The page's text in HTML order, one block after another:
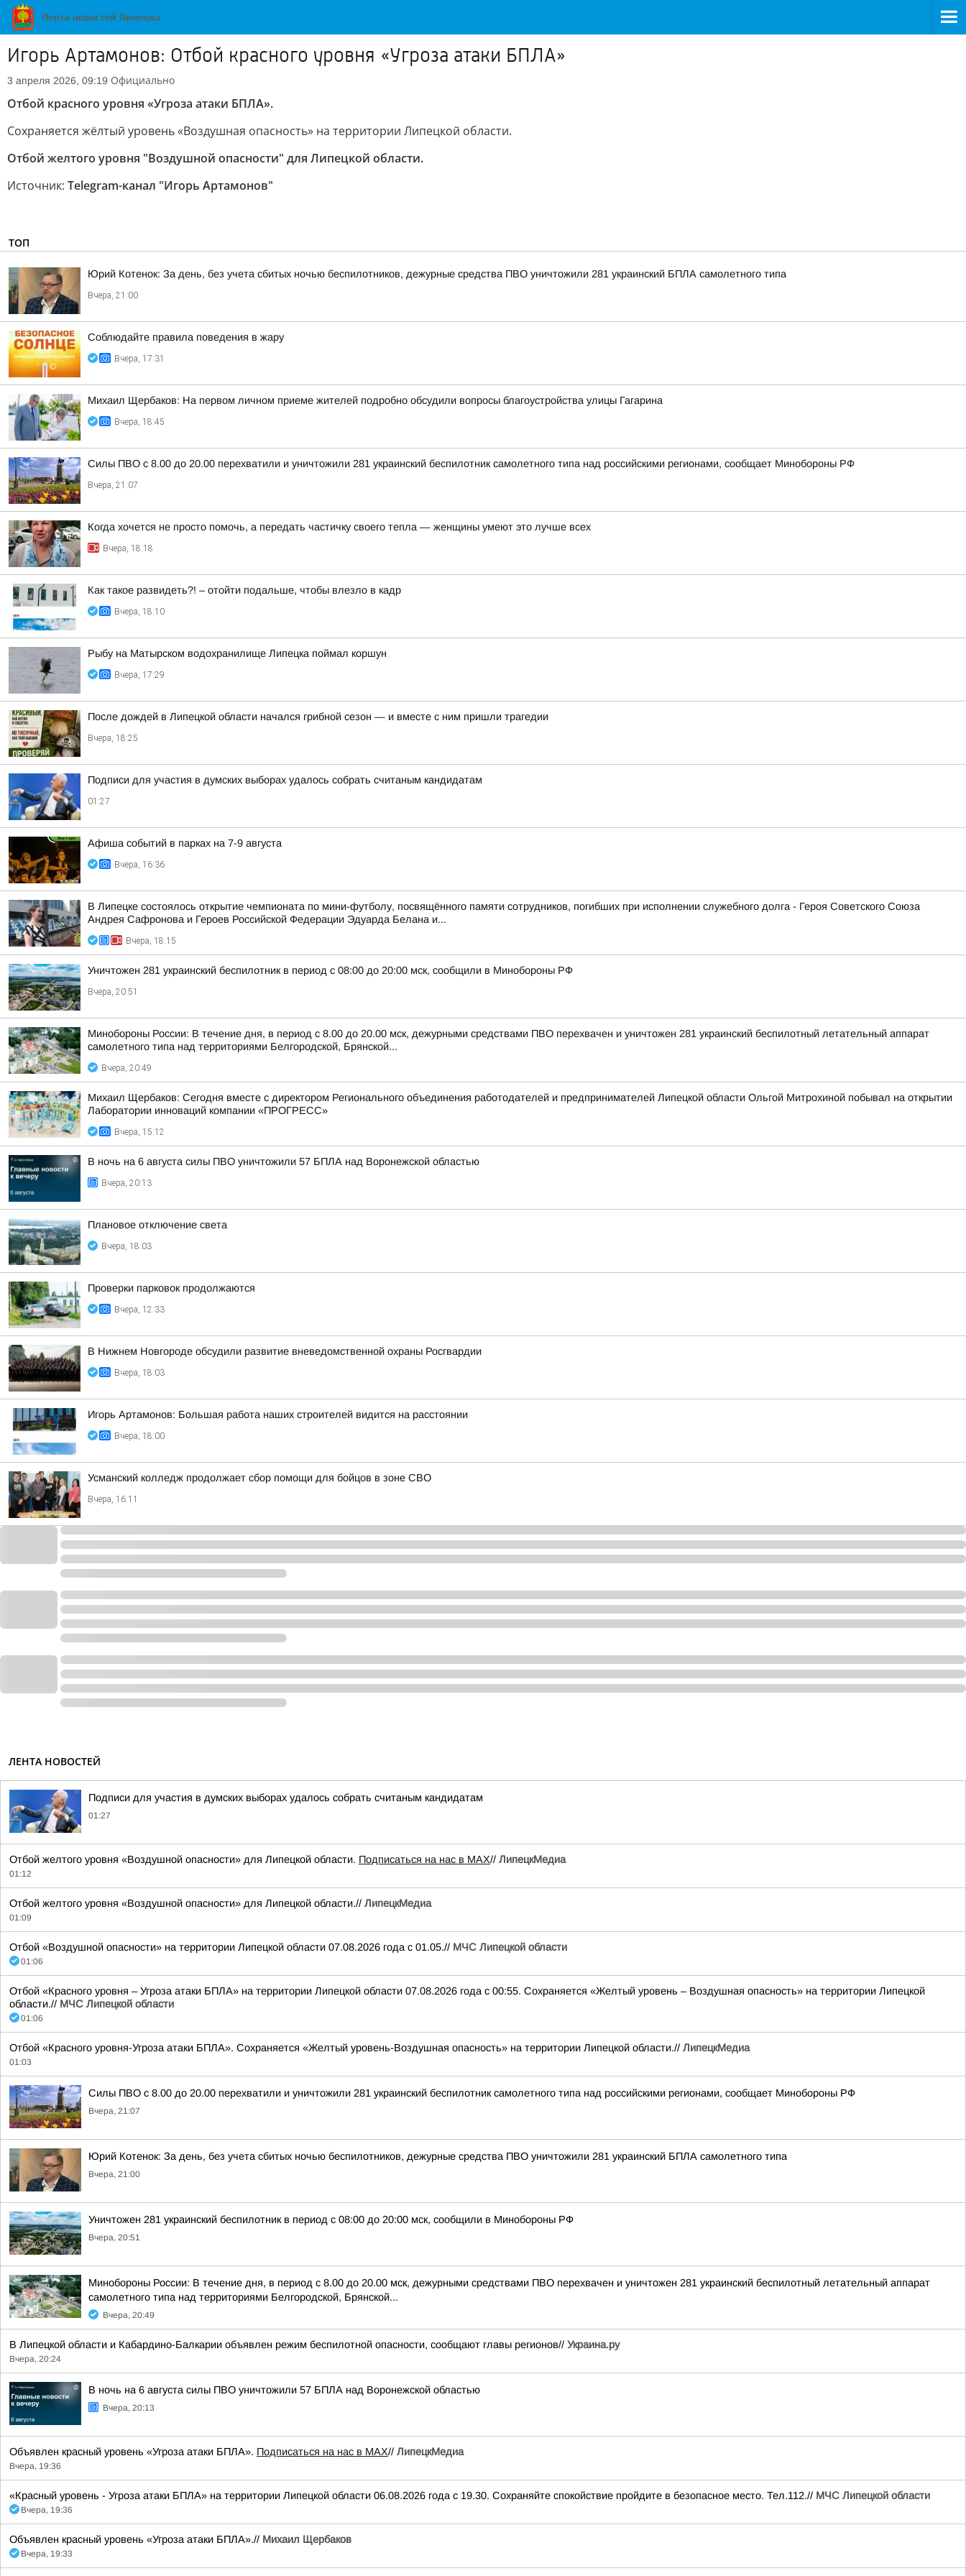
Игорь Артамонов: Отбой красного уровня «Угроза атаки БПЛА»
3 апреля 2026, 09:19 Официально
Отбой красного уровня «Угроза атаки БПЛА».
Сохраняется жёлтый уровень «Воздушная опасность» на территории Липецкой области.
Отбой желтого уровня "Воздушной опасности" для Липецкой области.
Источник: Telegram-канал "Игорь Артамонов"
ТОП
Юрий Котенок: За день, без учета сбитых ночью беспилотников, дежурные средства ПВО уничтожили 281 украинский БПЛА самолетного типа
Вчера, 21:00
Соблюдайте правила поведения в жару
Вчера, 17:31
Михаил Щербаков: На первом личном приеме жителей подробно обсудили вопросы благоустройства улицы Гагарина
Вчера, 18:45
Силы ПВО с 8.00 до 20.00 перехватили и уничтожили 281 украинский беспилотник самолетного типа над российскими регионами, сообщает Минобороны РФ
Вчера, 21:07
Когда хочется не просто помочь, а передать частичку своего тепла — женщины умеют это лучше всех
Вчера, 18:18
Как такое развидеть?! – отойти подальше, чтобы влезло в кадр
Вчера, 18:10
Рыбу на Матырском водохранилище Липецка поймал коршун
Вчера, 17:29
После дождей в Липецкой области начался грибной сезон — и вместе с ним пришли трагедии
Вчера, 18:25
Подписи для участия в думских выборах удалось собрать считаным кандидатам
01:27
Афиша событий в парках на 7-9 августа
Вчера, 16:36
В Липецке состоялось открытие чемпионата по мини-футболу, посвящённого памяти сотрудников, погибших при исполнении служебного долга - Героя Советского Союза
Андрея Сафронова и Героев Российской Федерации Эдуарда Белана и...
Вчера, 18:15
Уничтожен 281 украинский беспилотник в период с 08:00 до 20:00 мск, сообщили в Минобороны РФ
Вчера, 20:51
Минобороны России: В течение дня, в период с 8.00 до 20.00 мск, дежурными средствами ПВО перехвачен и уничтожен 281 украинский беспилотный летательный аппарат
самолетного типа над территориями Белгородской, Брянской...
Вчера, 20:49
Михаил Щербаков: Сегодня вместе с директором Регионального объединения работодателей и предпринимателей Липецкой области Ольгой Митрохиной побывал на открытии
Лаборатории инноваций компании «ПРОГРЕСС»
Вчера, 15:12
В ночь на 6 августа силы ПВО уничтожили 57 БПЛА над Воронежской областью
Вчера, 20:13
Плановое отключение света
Вчера, 18:03
Проверки парковок продолжаются
Вчера, 12:33
В Нижнем Новгороде обсудили развитие вневедомственной охраны Росгвардии
Вчера, 18:03
Игорь Артамонов: Большая работа наших строителей видится на расстоянии
Вчера, 18:00
Усманский колледж продолжает сбор помощи для бойцов в зоне СВО
Вчера, 16:11
ЛЕНТА НОВОСТЕЙ
Подписи для участия в думских выборах удалось собрать считаным кандидатам
01:27
Отбой желтого уровня «Воздушной опасности» для Липецкой области. Подписаться на нас в МАХ// ЛипецкМедиа
01:12
Отбой желтого уровня «Воздушной опасности» для Липецкой области.// ЛипецкМедиа
01:09
Отбой «Воздушной опасности» на территории Липецкой области 07.08.2026 года с 01.05.// МЧС Липецкой области
01:06
Отбой «Красного уровня – Угроза атаки БПЛА» на территории Липецкой области 07.08.2026 года с 00:55. Сохраняется «Желтый уровень – Воздушная опасность» на территории Липецкой
области.// МЧС Липецкой области
01:06
Отбой «Красного уровня-Угроза атаки БПЛА». Сохраняется «Желтый уровень-Воздушная опасность» на территории Липецкой области.// ЛипецкМедиа
01:03
Силы ПВО с 8.00 до 20.00 перехватили и уничтожили 281 украинский беспилотник самолетного типа над российскими регионами, сообщает Минобороны РФ
Вчера, 21:07
Юрий Котенок: За день, без учета сбитых ночью беспилотников, дежурные средства ПВО уничтожили 281 украинский БПЛА самолетного типа
Вчера, 21:00
Уничтожен 281 украинский беспилотник в период с 08:00 до 20:00 мск, сообщили в Минобороны РФ
Вчера, 20:51
Минобороны России: В течение дня, в период с 8.00 до 20.00 мск, дежурными средствами ПВО перехвачен и уничтожен 281 украинский беспилотный летательный аппарат
самолетного типа над территориями Белгородской, Брянской...
Вчера, 20:49
В Липецкой области и Кабардино-Балкарии объявлен режим беспилотной опасности, сообщают главы регионов// Украина.ру
Вчера, 20:24
В ночь на 6 августа силы ПВО уничтожили 57 БПЛА над Воронежской областью
Вчера, 20:13
Объявлен красный уровень «Угроза атаки БПЛА». Подписаться на нас в МАХ// ЛипецкМедиа
Вчера, 19:36
«Красный уровень - Угроза атаки БПЛА» на территории Липецкой области 06.08.2026 года с 19.30. Сохраняйте спокойствие пройдите в безопасное место. Тел.112.// МЧС Липецкой области
Вчера, 19:36
Объявлен красный уровень «Угроза атаки БПЛА».// Михаил Щербаков
Вчера, 19:33